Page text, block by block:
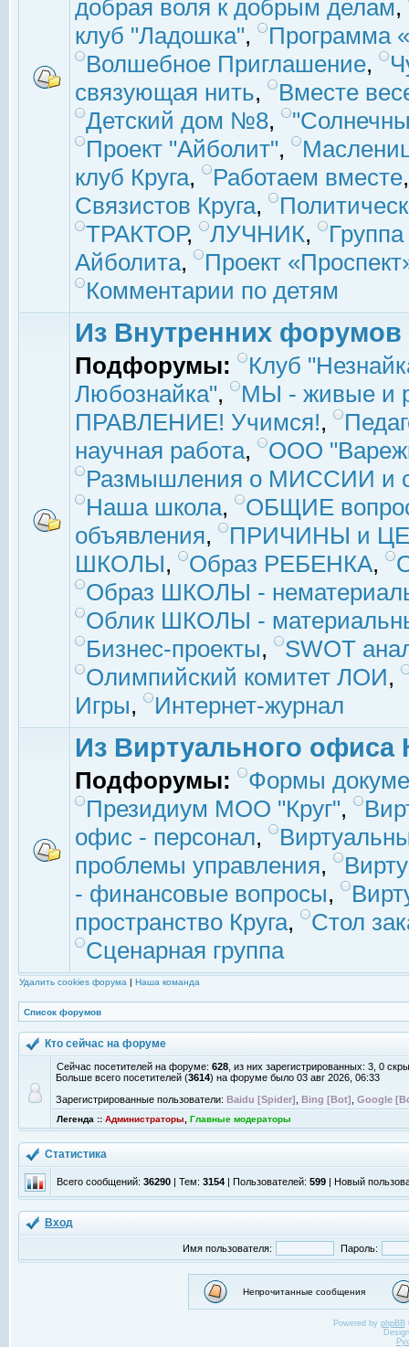
добрая воля к добрым делам,
клуб "Ладошка",
Программа
Волшебное Приглашение,
связующая нить,
Вместе
Детский дом №8,
Проект "Айболит",
клуб Круга, Работаем вместе
Связистов Круга,
ТРАКТОР, ЛУЧНИК,
Айболита,
Проект
Комментарии по детям
Из Внутренних форумов
Подфорумы:
Клуб
Любознайка",
МЫ - живые и
ПРАВЛЕНИЕ! Учимся!,
научная работа,
ООО
Размышления о МИССИИ и
Наша школа,
ОБЩИЕ
объявления,
ПРИЧИНЫ и
ШКОЛЫ, Образ РЕБЕНКА,
Образ ШКОЛЫ -
Облик ШКОЛЫ -
Бизнес-проекты,
SWOT
Олимпийский комитет ЛОИ,
Игры, Интернет-журнал
Из Виртуального офиса
Подфорумы:
Формы
Президиум МОО "Круг",
офис - персонал,
проблемы управления,
- финансовые вопросы,
пространство Круга,
Стол
Сценарная группа
Удалить cookies форума | Наша команда
Список форумов
Кто сейчас на форуме
Сейчас посетителей на форуме: 628 , из них зарегистрированных: 3, 0
Больше всего посетителей (3614) на форуме было 03 авг 2026, 06:33
Зарегистрированные пользователи: Baidu [Spider] Bing [Bot] Google
Легенда :: Администраторы Главные модераторы
Статистика
Всего сообщений: 36290 | Тем: 3154 | Пользователей: 599 | Новый
Вход
Имя пользователя: Пароль:
Непрочитанные сообщения
Powered by phpBB